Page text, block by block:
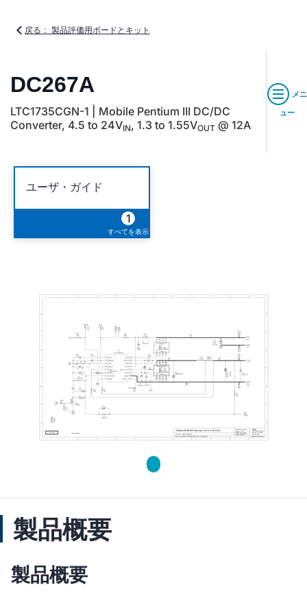
戻る： 製品評価用ボードとキット
DC267A
LTC1735CGN-1 | Mobile Pentium III DC/DC
Converter, 4.5 to 24VIN, 1.3 to 1.55VOUT @ 12A
メニ
ュー
ユーザ・ガイド
1
すべてを表示
製品概要
製品概要